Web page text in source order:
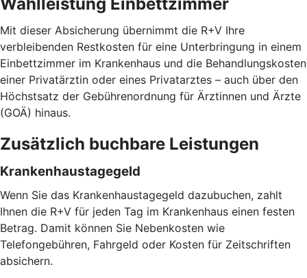
Wahlleistung Einbettzimmer
Mit dieser Absicherung übernimmt die R+V Ihre
verbleibenden Restkosten für eine Unterbringung in einem
Einbettzimmer im Krankenhaus und die Behandlungskosten
einer Privatärztin oder eines Privatarztes – auch über den
Höchstsatz der Gebührenordnung für Ärztinnen und Ärzte
(GOÄ) hinaus.
Zusätzlich buchbare Leistungen
Krankenhaustagegeld
Wenn Sie das Krankenhaustagegeld dazubuchen, zahlt
Ihnen die R+V für jeden Tag im Krankenhaus einen festen
Betrag. Damit können Sie Nebenkosten wie
Telefongebühren, Fahrgeld oder Kosten für Zeitschriften
absichern.